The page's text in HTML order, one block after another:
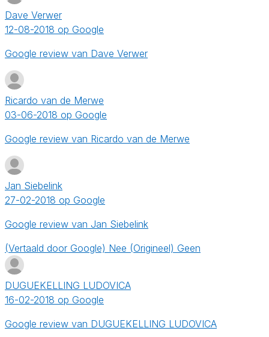
Dave Verwer
12-08-2018 op Google
Google review van Dave Verwer
Ricardo van de Merwe
03-06-2018 op Google
Google review van Ricardo van de Merwe
Jan Siebelink
27-02-2018 op Google
Google review van Jan Siebelink
(Vertaald door Google) Nee (Origineel) Geen
DUGUEKELLING LUDOVICA
16-02-2018 op Google
Google review van DUGUEKELLING LUDOVICA